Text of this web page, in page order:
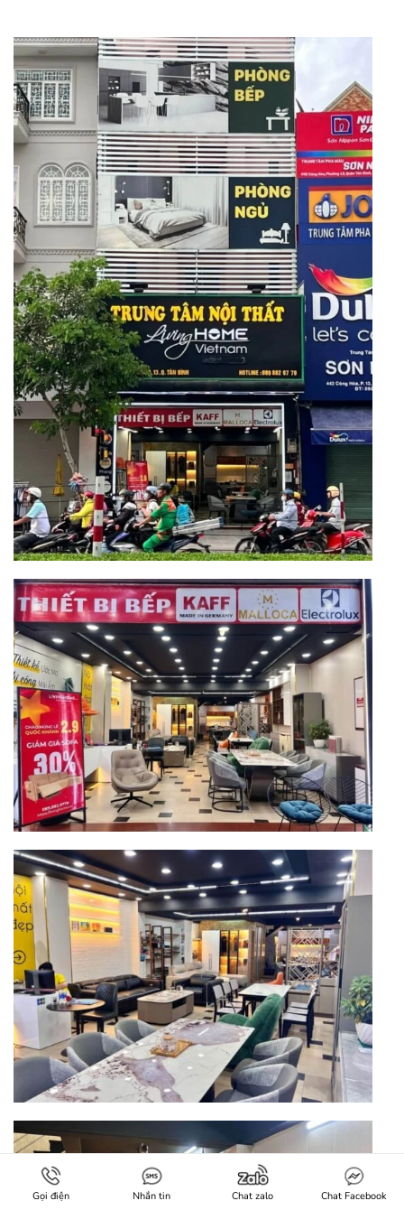
Gọi điện Nhắn tin Chat zalo Chat Facebook